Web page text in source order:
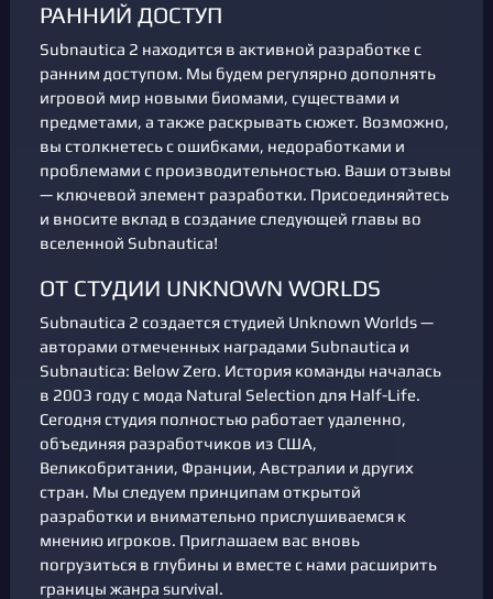
РАННИЙ ДОСТУП
Subnautica 2 находится в активной разработке с
ранним доступом. Мы будем регулярно дополнять
игровой мир новыми биомами, существами и
предметами, а также раскрывать сюжет. Возможно,
вы столкнетесь с ошибками, недоработками и
проблемами с производительностью. Ваши отзывы
— ключевой элемент разработки. Присоединяйтесь
и вносите вклад в создание следующей главы во
вселенной Subnautica!
ОТ СТУДИИ UNKNOWN WORLDS
Subnautica 2 создается студией Unknown Worlds —
авторами отмеченных наградами Subnautica и
Subnautica: Below Zero. История команды началась
в 2003 году с мода Natural Selection для Half-Life.
Сегодня студия полностью работает удаленно,
объединяя разработчиков из США,
Великобритании, Франции, Австралии и других
стран. Мы следуем принципам открытой
разработки и внимательно прислушиваемся к
мнению игроков. Приглашаем вас вновь
погрузиться в глубины и вместе с нами расширить
границы жанра survival.